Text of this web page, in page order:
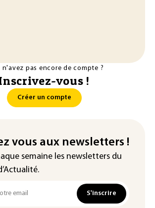
n'avez pas encore de compte ?
vous !
Créer un compte
vous aux newsletters !
semaine les newsletters du
S'inscrire